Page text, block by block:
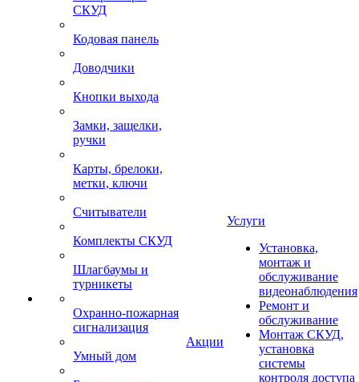
СКУД
Кодовая панель
Доводчики
Кнопки выхода
Замки, защелки,
ручки
Карты, брелоки,
метки, ключи
Считыватели
Комплекты СКУД
Шлагбаумы и
турникеты
Охранно-пожарная
сигнализация
Умный дом
Акции
Услуги
Установка,
монтаж и
обслуживание
видеонаблюдения
Ремонт и
обслуживание
Монтаж СКУД,
установка
системы
контроля доступа